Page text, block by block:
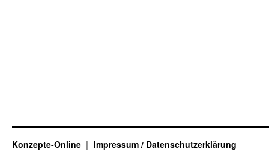
Konzepte-Online Impressum / Datenschutzerklärung